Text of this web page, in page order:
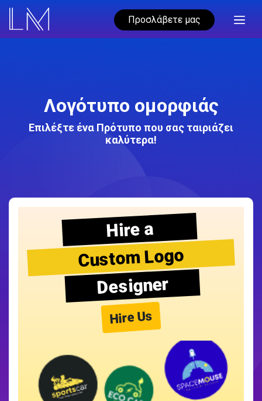
Προσλάβετε μας
Λογότυπο ομορφιάς
Επιλέξτε ένα Πρότυπο που σας ταιριάζει
καλύτερα!
Hire a
Custom Logo
Designer
Hire Us